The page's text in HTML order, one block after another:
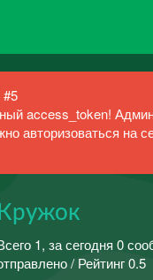
access_token!
авторизоваться на
Кружок
1, за сегодня 0
/ Рейтинг 0.5